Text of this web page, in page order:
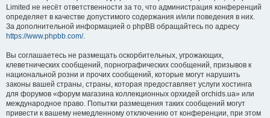
Limited не несёт ответственности за то, что администрация конференций
определяет в качестве допустимого содержания и/или поведения в них.
За дополнительной информацией о phpBB обращайтесь по адресу
https://www.phpbb.com/.
Вы соглашаетесь не размещать оскорбительных, угрожающих,
клеветнических сообщений, порнографических сообщений, призывов к
национальной розни и прочих сообщений, которые могут нарушить
законы вашей страны, страны, которая предоставляет услуги хостинга
для форумов «форум магазина коллекционных орхидей orchids.ua» или
международное право. Попытки размещения таких сообщений могут
привести к вашему немедленному отключению от конференции, при этом